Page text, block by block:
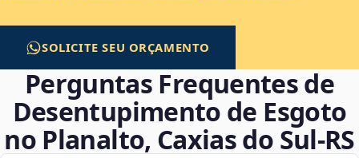
SOLICITE SEU ORÇAMENTO
Perguntas Frequentes de
Desentupimento de Esgoto
no Planalto, Caxias do Sul‑RS